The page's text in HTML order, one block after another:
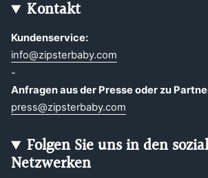
Kontakt
Kundenservice:
info@zipsterbaby.com
-
Anfragen aus der Presse oder zu
press@zipsterbaby.com
Folgen Sie uns in den
Netzwerken